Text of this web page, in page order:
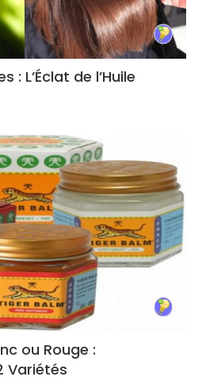
: L’Éclat de l’Huile
ou Rouge :
Variétés